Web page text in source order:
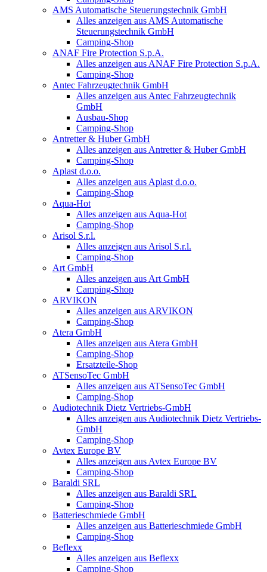
AMS Automatische Steuerungstechnik GmbH
Alles anzeigen aus AMS Automatische
Steuerungstechnik GmbH
Camping-Shop
ANAF Fire Protection S.p.A.
Alles anzeigen aus ANAF Fire Protection S.p.A.
Camping-Shop
Antec Fahrzeugtechnik GmbH
Alles anzeigen aus Antec Fahrzeugtechnik
GmbH
Ausbau-Shop
Camping-Shop
Antretter & Huber GmbH
Alles anzeigen aus Antretter & Huber GmbH
Camping-Shop
Aplast d.o.o.
Alles anzeigen aus Aplast d.o.o.
Camping-Shop
Aqua-Hot
Alles anzeigen aus Aqua-Hot
Camping-Shop
Arisol S.r.l.
Alles anzeigen aus Arisol S.r.l.
Camping-Shop
Art GmbH
Alles anzeigen aus Art GmbH
Camping-Shop
ARVIKON
Alles anzeigen aus ARVIKON
Camping-Shop
Atera GmbH
Alles anzeigen aus Atera GmbH
Camping-Shop
Ersatzteile-Shop
ATSensoTec GmbH
Alles anzeigen aus ATSensoTec GmbH
Camping-Shop
Audiotechnik Dietz Vertriebs-GmbH
Alles anzeigen aus Audiotechnik Dietz Vertriebs-
GmbH
Camping-Shop
Avtex Europe BV
Alles anzeigen aus Avtex Europe BV
Camping-Shop
Baraldi SRL
Alles anzeigen aus Baraldi SRL
Camping-Shop
Batterieschmiede GmbH
Alles anzeigen aus Batterieschmiede GmbH
Camping-Shop
Beflexx
Alles anzeigen aus Beflexx
Camping-Shop